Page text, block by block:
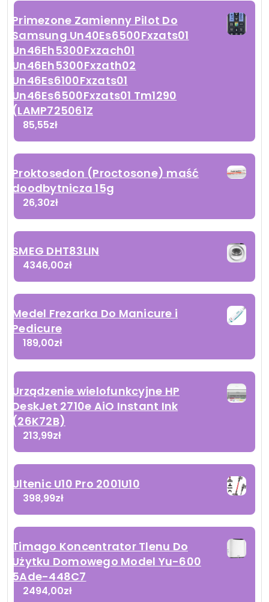
Primezone Zamienny Pilot Do
Samsung Un40Es6500Fxzats01
Un46Eh5300Fxzach01
Un46Eh5300Fxzath02
Un46Es6100Fxzats01
Un46Es6500Fxzats01 Tm1290
(LAMP725061Z
85,55zł
Proktosedon (Proctosone) maść
doodbytnicza 15g
26,30zł
SMEG DHT83LIN
4346,00zł
Medel Frezarka Do Manicure i
Pedicure
189,00zł
Urządzenie wielofunkcyjne HP
DeskJet 2710e AiO Instant Ink
(26K72B)
213,99zł
Ultenic U10 Pro 2001U10
398,99zł
Timago Koncentrator Tlenu Do
Użytku Domowego Model Yu-600
5Ade-448C7
2494,00zł